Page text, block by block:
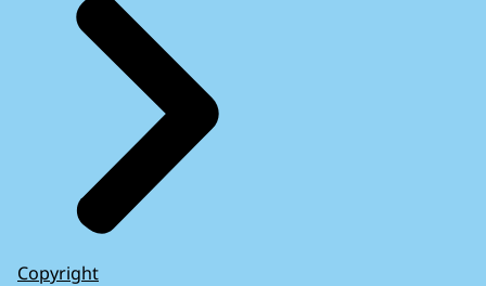
Copyright